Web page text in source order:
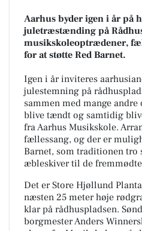
Aarhus byder igen i år på
juletræstænding på
musikskoleoptrædener,
for at støtte Red Barnet.
Igen i år inviteres
julestemning på
sammen med mange
blive tændt og samtidig
fra Aarhus Musikskole.
fællessang, og der er
Barnet, som traditionen
æbleskiver til de
Det er Store Hjøllund
næsten 25 meter høje
klar på rådhuspladsen.
borgmester Anders